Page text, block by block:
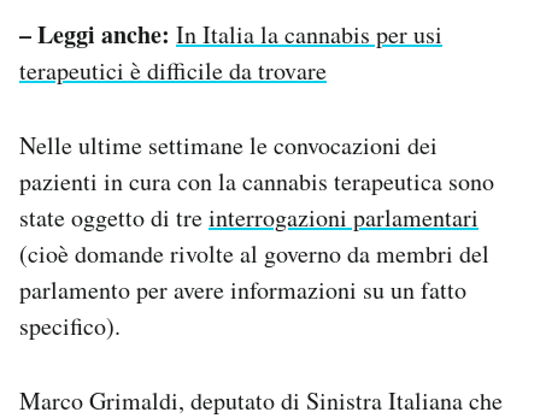
– Leggi anche: In Italia la cannabis per usi
terapeutici è difficile da trovare
Nelle ultime settimane le convocazioni dei
pazienti in cura con la cannabis terapeutica sono
state oggetto di treinterrogazioni parlamentari
(cioè domande rivolte al governo da membri del
parlamento per avere informazioni su un fatto
specifico).
Marco Grimaldi, deputato di Sinistra Italiana che